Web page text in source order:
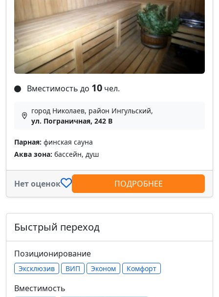
Вместимость до 10 чел.
город Николаев, район Ингульский,
ул. Пограничная, 242 В
Парная: финская сауна
Аква зона: бассейн, душ
Нет оценок ПОДРОБНЕЕ
Быстрый переход
Позиционирование
Эксклюзив ВИП Эконом Комфорт
Вместимость